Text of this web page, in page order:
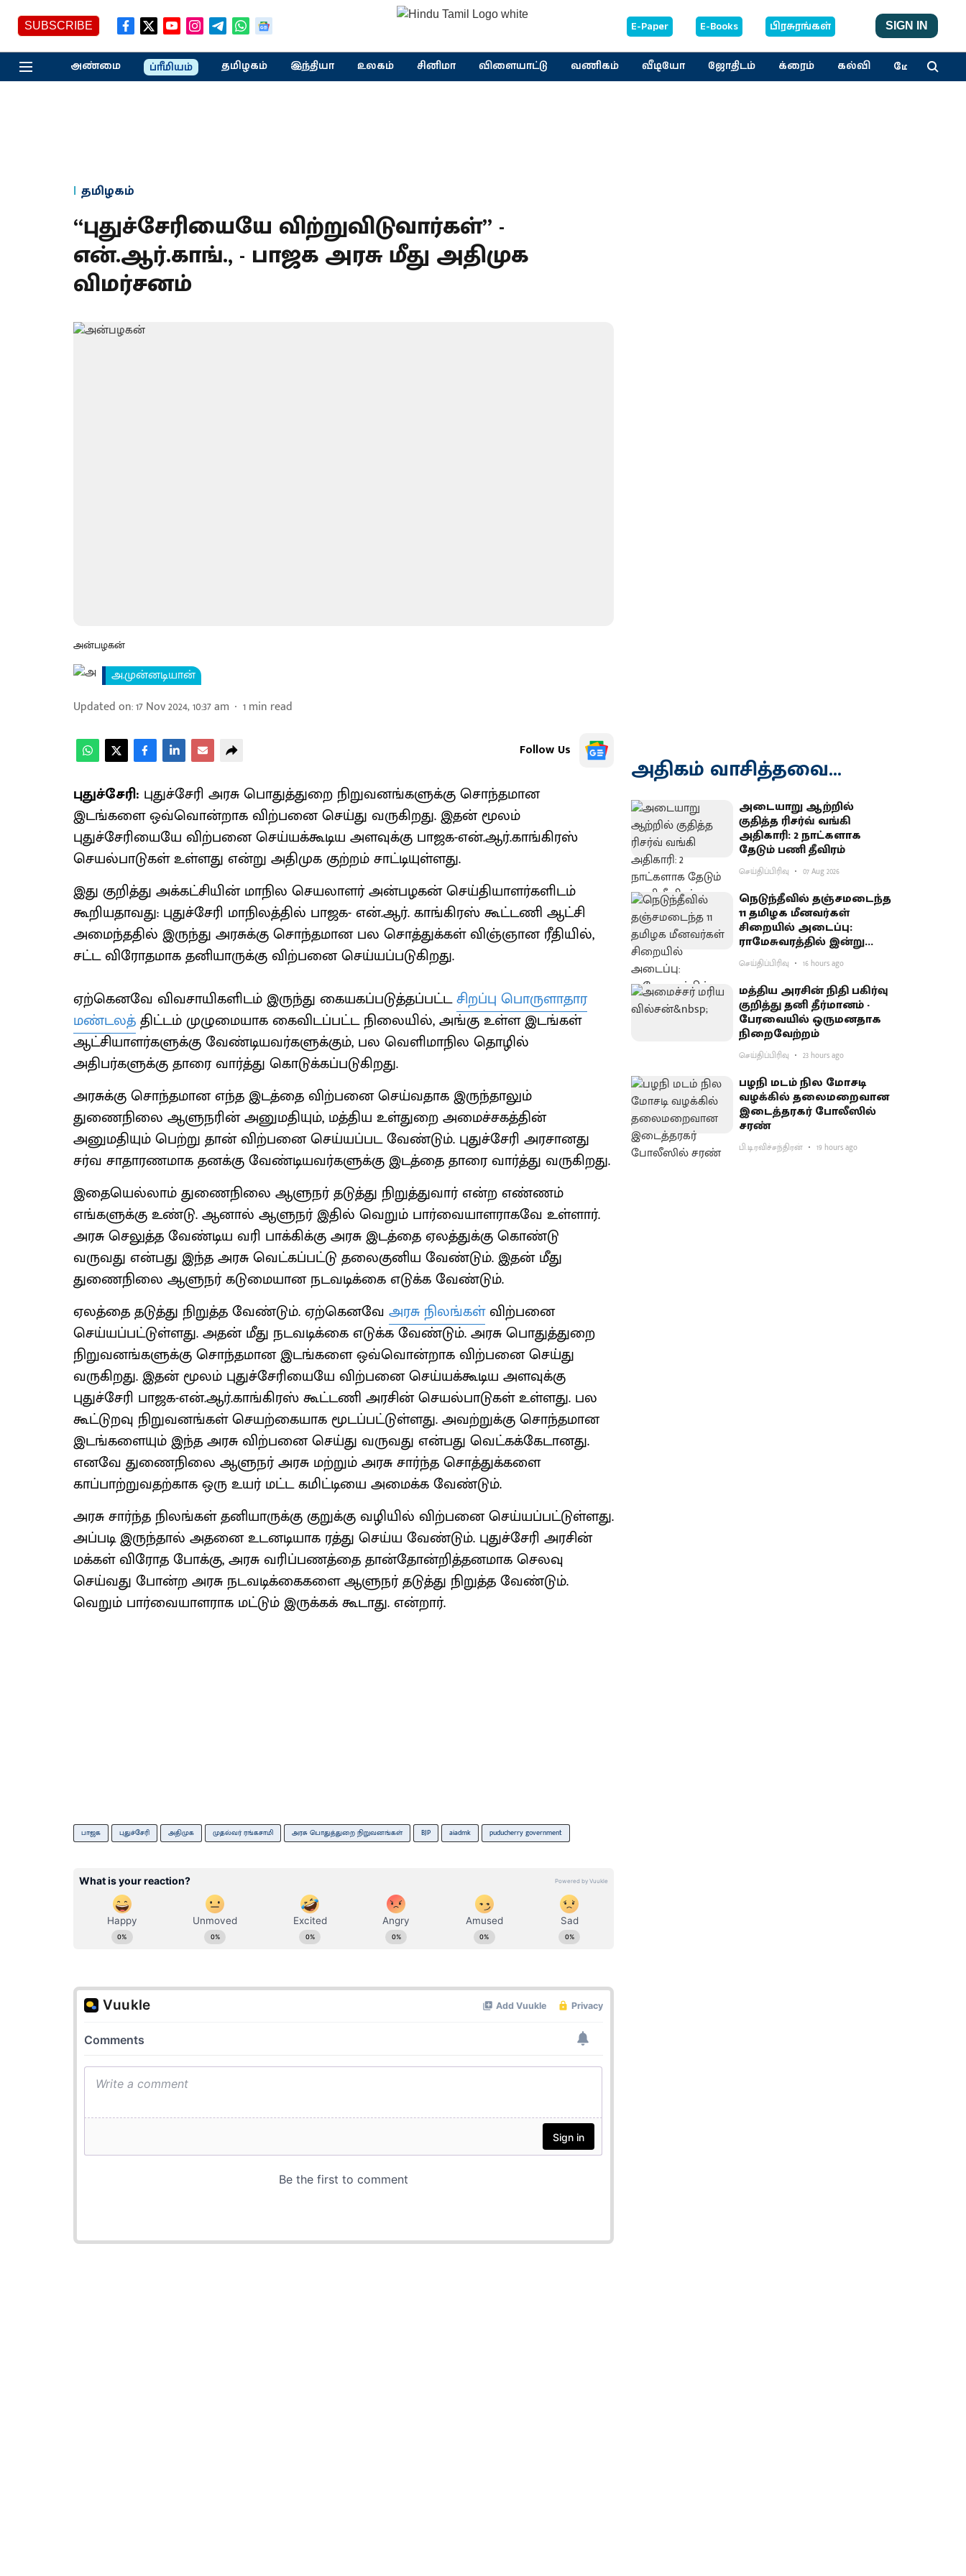
SUBSCRIBE E-Paper E-Books பிரசுரங்கள் SIGN IN
அண்மை ப்ரீமியம் தமிழகம் இந்தியா உலகம் சினிமா விளையாட்டு வணிகம் வீடியோ ஜோதிடம் க்ரைம் கல்வி மேலும்
தமிழகம்
“புதுச்சேரியையே விற்றுவிடுவார்கள்” -
என்.ஆர்.காங்., - பாஜக அரசு மீது அதிமுக
விமர்சனம்
அன்பழகன்
அ.முன்னடியான்
Updated on:17 Nov 2024, 10:37 am 1min read
Follow Us
புதுச்சேரி: புதுச்சேரி அரசு பொதுத்துறை நிறுவனங்களுக்கு சொந்தமான
இடங்களை ஒவ்வொன்றாக விற்பனை செய்து வருகிறது. இதன் மூலம்
புதுச்சேரியையே விற்பனை செய்யக்கூடிய அளவுக்கு பாஜக-என்.ஆர்.காங்கிரஸ்
செயல்பாடுகள் உள்ளது என்று அதிமுக குற்றம் சாட்டியுள்ளது.
இது குறித்து அக்கட்சியின் மாநில செயலாளர் அன்பழகன் செய்தியாளர்களிடம்
கூறியதாவது: புதுச்சேரி மாநிலத்தில் பாஜக- என்.ஆர். காங்கிரஸ் கூட்டணி ஆட்சி
அமைந்ததில் இருந்து அரசுக்கு சொந்தமான பல சொத்துக்கள் விஞ்ஞான ரீதியில்,
சட்ட விரோதமாக தனியாருக்கு விற்பனை செய்யப்படுகிறது.
ஏற்கெனவே விவசாயிகளிடம் இருந்து கையகப்படுத்தப்பட்டசிறப்பு பொருளாதார
மண்டலத்திட்டம் முழுமையாக கைவிடப்பட்ட நிலையில், அங்கு உள்ள இடங்கள்
ஆட்சியாளர்களுக்கு வேண்டியவர்களுக்கும், பல வெளிமாநில தொழில்
அதிபர்களுக்கு தாரை வார்த்து கொடுக்கப்படுகிறது.
அரசுக்கு சொந்தமான எந்த இடத்தை விற்பனை செய்வதாக இருந்தாலும்
துணைநிலை ஆளுநரின் அனுமதியும், மத்திய உள்துறை அமைச்சகத்தின்
அனுமதியும் பெற்று தான் விற்பனை செய்யப்பட வேண்டும். புதுச்சேரி அரசானது
சர்வ சாதாரணமாக தனக்கு வேண்டியவர்களுக்கு இடத்தை தாரை வார்த்து வருகிறது.
இதையெல்லாம் துணைநிலை ஆளுநர் தடுத்து நிறுத்துவார் என்ற எண்ணம்
எங்களுக்கு உண்டு. ஆனால் ஆளுநர் இதில் வெறும் பார்வையாளராகவே உள்ளார்.
அரசு செலுத்த வேண்டிய வரி பாக்கிக்கு அரசு இடத்தை ஏலத்துக்கு கொண்டு
வருவது என்பது இந்த அரசு வெட்கப்பட்டு தலைகுனிய வேண்டும். இதன் மீது
துணைநிலை ஆளுநர் கடுமையான நடவடிக்கை எடுக்க வேண்டும்.
ஏலத்தை தடுத்து நிறுத்த வேண்டும். ஏற்கெனவே அரசு நிலங்கள்விற்பனை
செய்யப்பட்டுள்ளது. அதன் மீது நடவடிக்கை எடுக்க வேண்டும். அரசு பொதுத்துறை
நிறுவனங்களுக்கு சொந்தமான இடங்களை ஒவ்வொன்றாக விற்பனை செய்து
வருகிறது. இதன் மூலம் புதுச்சேரியையே விற்பனை செய்யக்கூடிய அளவுக்கு
புதுச்சேரி பாஜக-என்.ஆர்.காங்கிரஸ் கூட்டணி அரசின் செயல்பாடுகள் உள்ளது. பல
கூட்டுறவு நிறுவனங்கள் செயற்கையாக மூடப்பட்டுள்ளது. அவற்றுக்கு சொந்தமான
இடங்களையும் இந்த அரசு விற்பனை செய்து வருவது என்பது வெட்கக்கேடானது.
எனவே துணைநிலை ஆளுநர் அரசு மற்றும் அரசு சார்ந்த சொத்துக்களை
காப்பாற்றுவதற்காக ஒரு உயர் மட்ட கமிட்டியை அமைக்க வேண்டும்.
அரசு சார்ந்த நிலங்கள் தனியாருக்கு குறுக்கு வழியில் விற்பனை செய்யப்பட்டுள்ளது.
அப்படி இருந்தால் அதனை உடனடியாக ரத்து செய்ய வேண்டும். புதுச்சேரி அரசின்
மக்கள் விரோத போக்கு, அரசு வரிப்பணத்தை தான்தோன்றித்தனமாக செலவு
செய்வது போன்ற அரசு நடவடிக்கைகளை ஆளுநர் தடுத்து நிறுத்த வேண்டும்.
வெறும் பார்வையாளராக மட்டும் இருக்கக் கூடாது. என்றார்.
பாஜக புதுச்சேரி அதிமுக முதல்வர் ரங்கசாமி அரசு பொதுத்துறை நிறுவனங்கள் BJP aiadmk puducherry government
அதிகம் வாசித்தவை...
அடையாறு ஆற்றில்
குதித்த ரிசர்வ் வங்கி
அதிகாரி: 2 நாட்களாக
தேடும் பணி தீவிரம்
செய்திப்பிரிவு 07 Aug 2026
நெடுந்தீவில் தஞ்சமடைந்த
11 தமிழக மீனவர்கள்
சிறையில் அடைப்பு:
ராமேசுவரத்தில் இன்று
வேலைநிறுத்தம்
செய்திப்பிரிவு 16 hours ago
மத்திய அரசின் நிதி பகிர்வு
குறித்து தனி தீர்மானம் -
பேரவையில் ஒருமனதாக
நிறைவேற்றம்
செய்திப்பிரிவு 23 hours ago
பழநி மடம் நில மோசடி
வழக்கில் தலைமறைவான
இடைத்தரகர் போலீஸில்
சரண்
பி.டி.ரவிச்சந்திரன் 19 hours ago